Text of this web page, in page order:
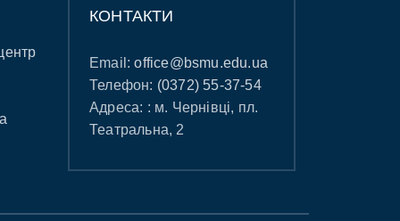
КОНТАКТИ
Email:office@bsmu.edu.ua
Телефон: (0372) 55-37-54
Адреса: : м. Чернівці, пл.
Театральна, 2